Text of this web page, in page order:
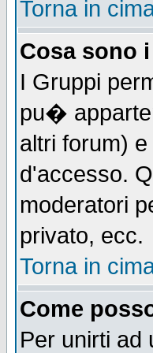
Torna in
Cosa sono
I Gruppi
pu�
altri forum)
d'accesso.
moderatori
privato, ecc.
Torna in
Come
Per unirti ad